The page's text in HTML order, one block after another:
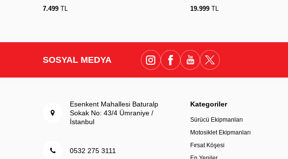
7.499 TL 19.999 TL
SOSYAL MEDYA
Esenkent Mahallesi Baturalp
Sokak No: 43/4 Ümraniye /
İstanbul
0532 275 3111
Kategoriler
Sürücü Ekipmanları
Motosiklet Ekipmanları
Fırsat Köşesi